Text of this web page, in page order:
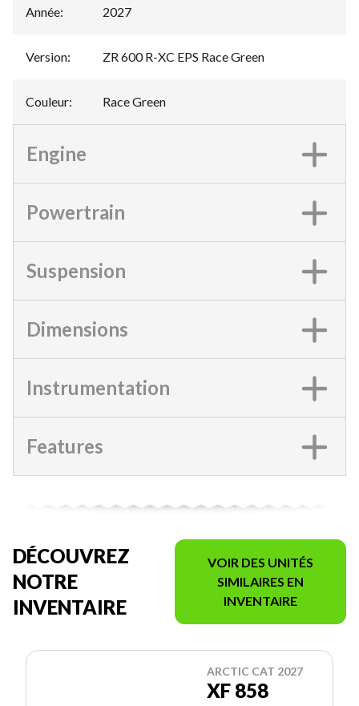
Année: 2027
Version: ZR 600 R-XC EPS Race Green
Couleur: Race Green
Engine
Powertrain
Suspension
Dimensions
Instrumentation
Features
DÉCOUVREZ
NOTRE
INVENTAIRE
VOIR DES UNITÉS
SIMILAIRES EN
INVENTAIRE
ARCTIC CAT 2027
XF 858